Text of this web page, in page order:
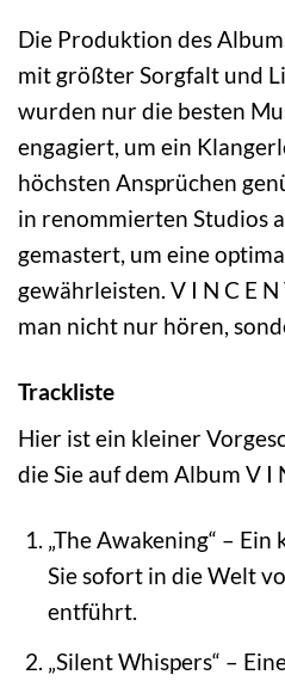
Die Produktion des
mit größter Sorgfalt und
wurden nur die besten
engagiert, um ein
höchsten Ansprüchen
in renommierten Studios
gemastert, um eine
gewährleisten. V I N C E
man nicht nur hören,
Trackliste
Hier ist ein kleiner
die Sie auf dem Album V I
„The Awakening“ –
Sie sofort in die Welt
entführt.
„Silent Whispers“ –